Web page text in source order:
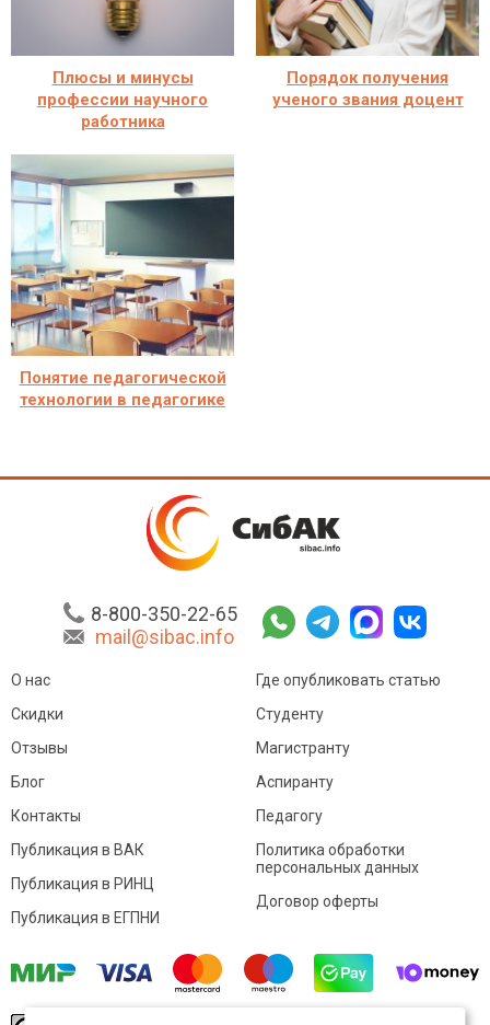
Плюсы и минусы
профессии научного
работника
Порядок получения
ученого звания доцент
Понятие педагогической
технологии в педагогике
8-800-350-22-65
mail@sibac.info
О нас
Скидки
Отзывы
Блог
Контакты
Где опубликовать статью
Студенту
Магистранту
Аспиранту
Педагогу
Публикация в ВАК
Публикация в РИНЦ
Публикация в ЕГПНИ
Политика обработки
персональных данных
Договор оферты